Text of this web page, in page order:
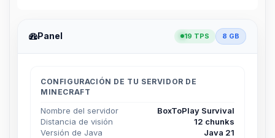
Panel 19 TPS 8 GB
CONFIGURACIÓN DE TU SERVIDOR DE
MINECRAFT
Nombre del servidor
BoxToPlay Survival
Distancia de visión
12 chunks
Versión de Java
Java 21